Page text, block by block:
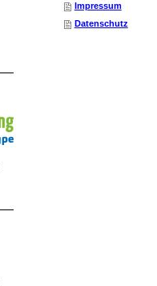
Impressum
Datenschutz